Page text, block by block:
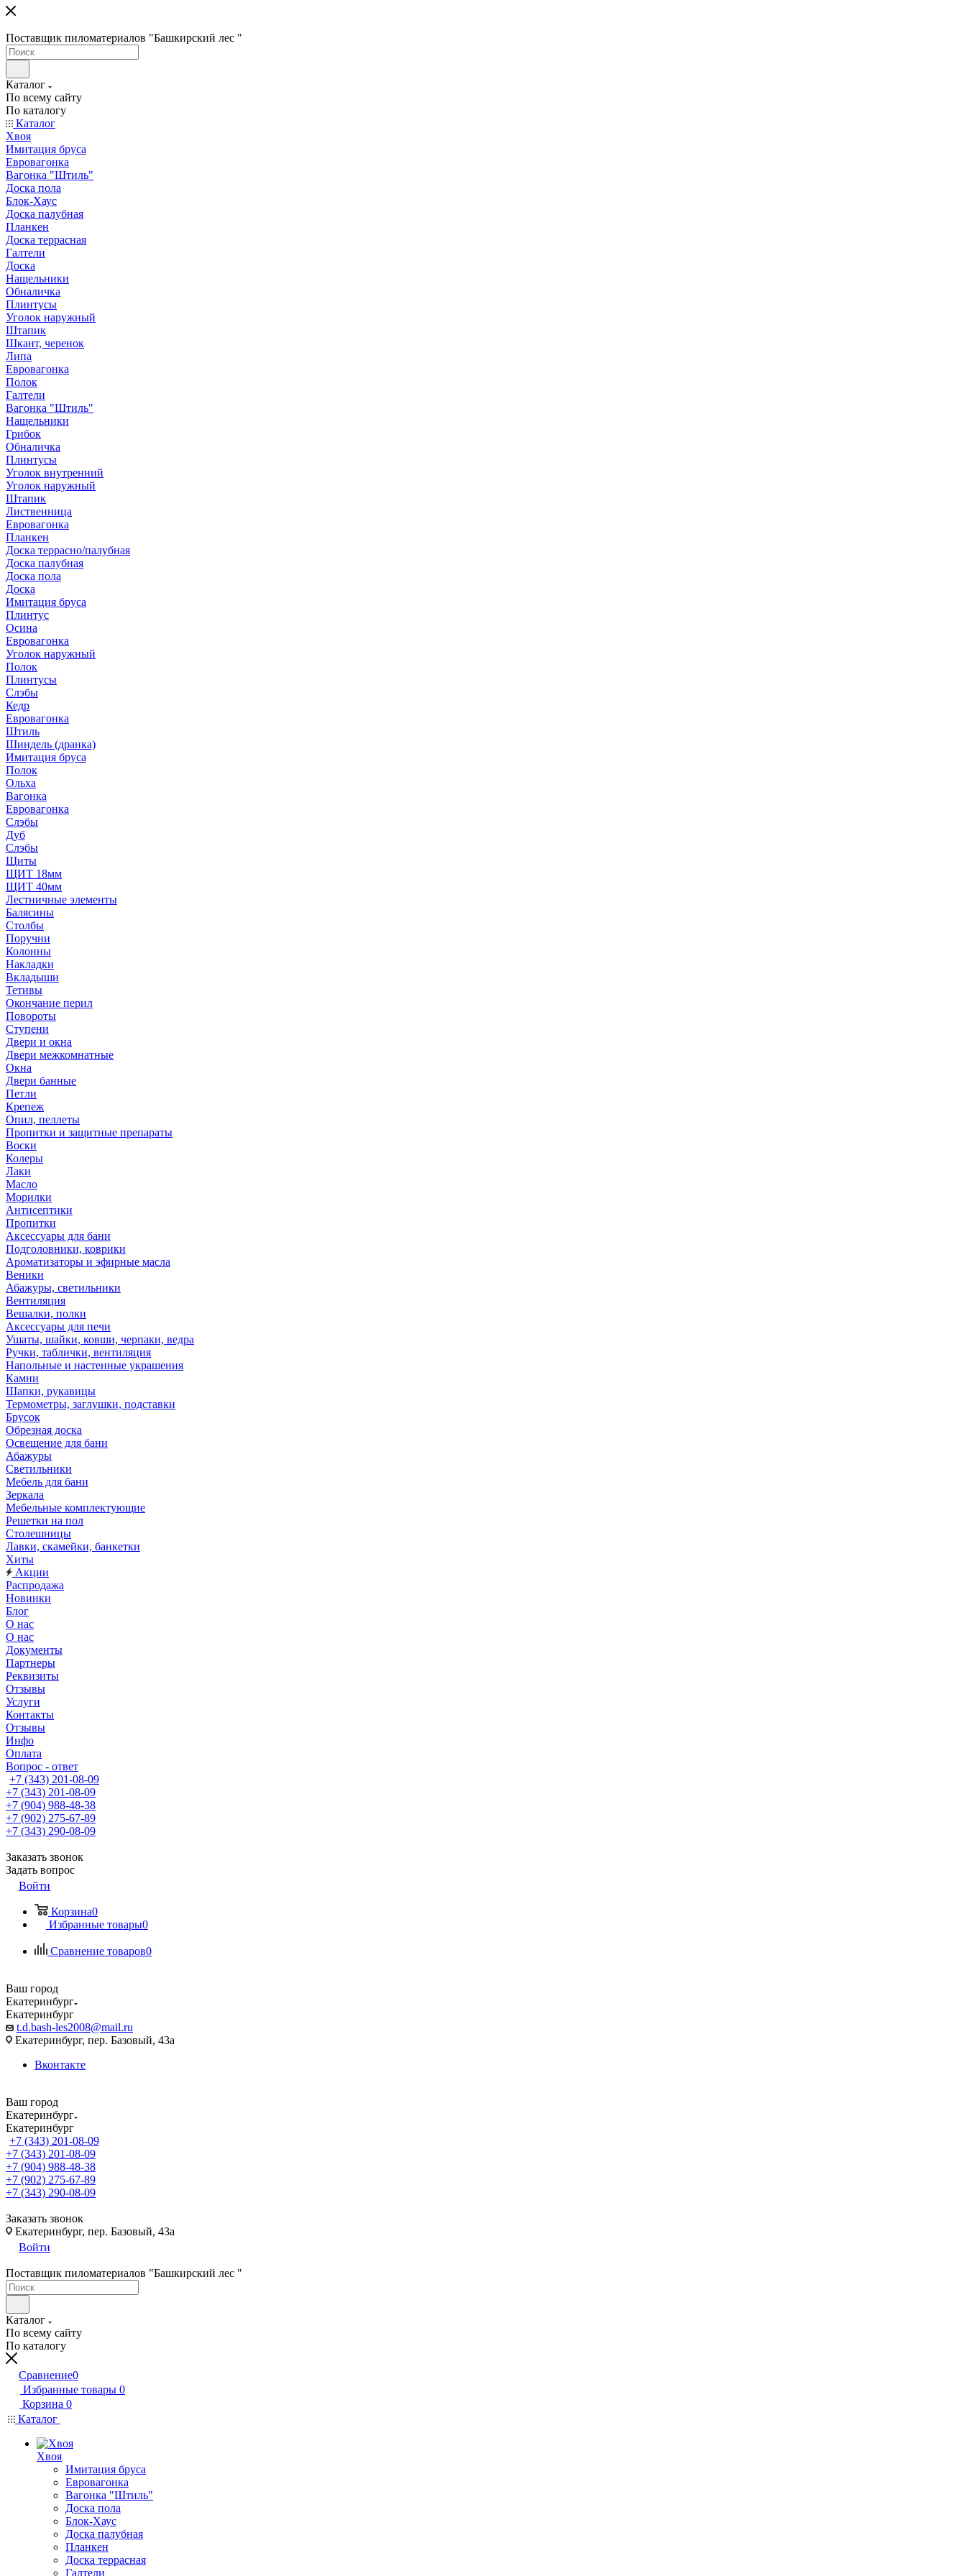
Поставщик пиломатериалов "Башкирский лес "
Каталог
По всему сайту
По каталогу
Каталог
Хвоя
Имитация бруса
Евровагонка
Вагонка "Штиль"
Доска пола
Блок-Хаус
Доска палубная
Планкен
Доска террасная
Галтели
Доска
Нащельники
Обналичка
Плинтусы
Уголок наружный
Штапик
Шкант, черенок
Липа
Евровагонка
Полок
Галтели
Вагонка "Штиль"
Нащельники
Грибок
Обналичка
Плинтусы
Уголок внутренний
Уголок наружный
Штапик
Лиственница
Евровагонка
Планкен
Доска террасно/палубная
Доска палубная
Доска пола
Доска
Имитация бруса
Плинтус
Осина
Евровагонка
Уголок наружный
Полок
Плинтусы
Слэбы
Кедр
Евровагонка
Штиль
Шиндель (дранка)
Имитация бруса
Полок
Ольха
Вагонка
Евровагонка
Слэбы
Дуб
Слэбы
Щиты
ЩИТ 18мм
ЩИТ 40мм
Лестничные элементы
Балясины
Столбы
Поручни
Колонны
Накладки
Вкладыши
Тетивы
Окончание перил
Повороты
Ступени
Двери и окна
Двери межкомнатные
Окна
Двери банные
Петли
Крепеж
Опил, пеллеты
Пропитки и защитные препараты
Воски
Колеры
Лаки
Масло
Морилки
Антисептики
Пропитки
Аксессуары для бани
Подголовники, коврики
Ароматизаторы и эфирные масла
Веники
Абажуры, светильники
Вентиляция
Вешалки, полки
Аксессуары для печи
Ушаты, шайки, ковши, черпаки, ведра
Ручки, таблички, вентиляция
Напольные и настенные украшения
Камни
Шапки, рукавицы
Термометры, заглушки, подставки
Брусок
Обрезная доска
Освещение для бани
Абажуры
Светильники
Мебель для бани
Зеркала
Мебельные комплектующие
Решетки на пол
Столешницы
Лавки, скамейки, банкетки
Хиты
Акции
Распродажа
Новинки
Блог
О нас
О нас
Документы
Партнеры
Реквизиты
Отзывы
Услуги
Контакты
Отзывы
Инфо
Оплата
Вопрос - ответ
+7 (343) 201-08-09
+7 (343) 201-08-09
+7 (904) 988-48-38
+7 (902) 275-67-89
+7 (343) 290-08-09
Заказать звонок
Задать вопрос
Войти
Корзина0
Избранные товары0
Сравнение товаров0
Ваш город
Екатеринбург
Екатеринбург
t.d.bash-les2008@mail.ru
Екатеринбург, пер. Базовый, 43а
Вконтакте
Ваш город
Екатеринбург
Екатеринбург
+7 (343) 201-08-09
+7 (343) 201-08-09
+7 (904) 988-48-38
+7 (902) 275-67-89
+7 (343) 290-08-09
Заказать звонок
Екатеринбург, пер. Базовый, 43а
Войти
Поставщик пиломатериалов "Башкирский лес "
Каталог
По всему сайту
По каталогу
Сравнение0
Избранные товары 0
Корзина 0
Каталог
Хвоя
Имитация бруса
Евровагонка
Вагонка "Штиль"
Доска пола
Блок-Хаус
Доска палубная
Планкен
Доска террасная
Галтели